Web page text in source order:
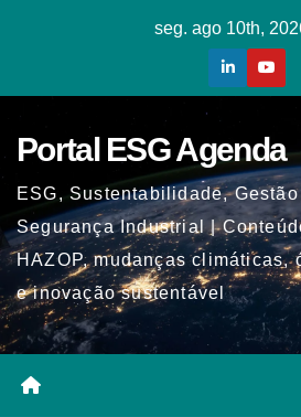
seg. ago 10th,
Portal ESG Agenda
ESG, Sustentabilidade,
Segurança Industrial |
HAZOP, mudanças climáticas,
e inovação sustentável